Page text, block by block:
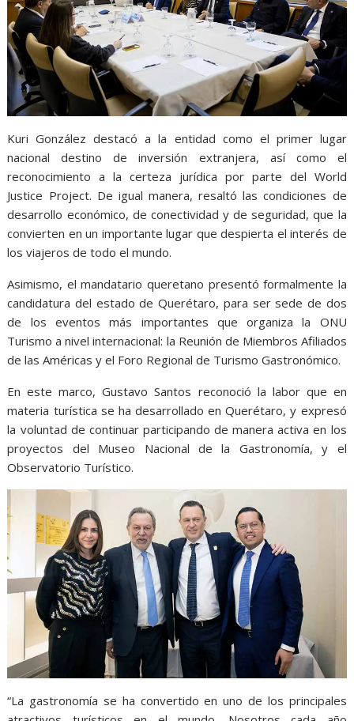
Kuri González destacó a la entidad como el primer lugar
nacional destino de inversión extranjera, así como el
reconocimiento a la certeza jurídica por parte del World
Justice Project. De igual manera, resaltó las condiciones de
desarrollo económico, de conectividad y de seguridad, que la
convierten en un importante lugar que despierta el interés de
los viajeros de todo el mundo.
Asimismo, el mandatario queretano presentó formalmente la
candidatura del estado de Querétaro, para ser sede de dos
de los eventos más importantes que organiza la ONU
Turismo a nivel internacional: la Reunión de Miembros Afiliados
de las Américas y el Foro Regional de Turismo Gastronómico.
En este marco, Gustavo Santos reconoció la labor que en
materia turística se ha desarrollado en Querétaro, y expresó
la voluntad de continuar participando de manera activa en los
proyectos del Museo Nacional de la Gastronomía, y el
Observatorio Turístico.
“La gastronomía se ha convertido en uno de los principales